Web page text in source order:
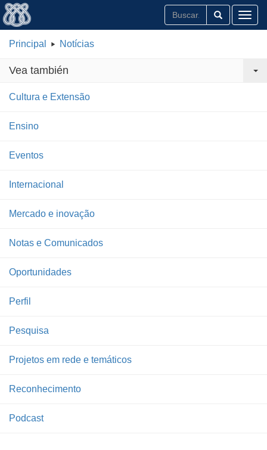
Principal Notícias
Vea también
Cultura e Extensão
Ensino
Eventos
Internacional
Mercado e inovação
Notas e Comunicados
Oportunidades
Perfil
Pesquisa
Projetos em rede e temáticos
Reconhecimento
Podcast